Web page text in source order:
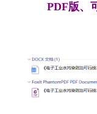
PDF版、